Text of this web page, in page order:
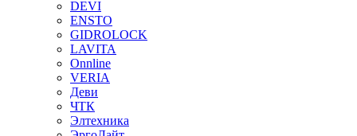
DEVI
ENSTO
GIDROLOCK
LAVITA
Onnline
VERIA
Деви
ЧТК
Элтехника